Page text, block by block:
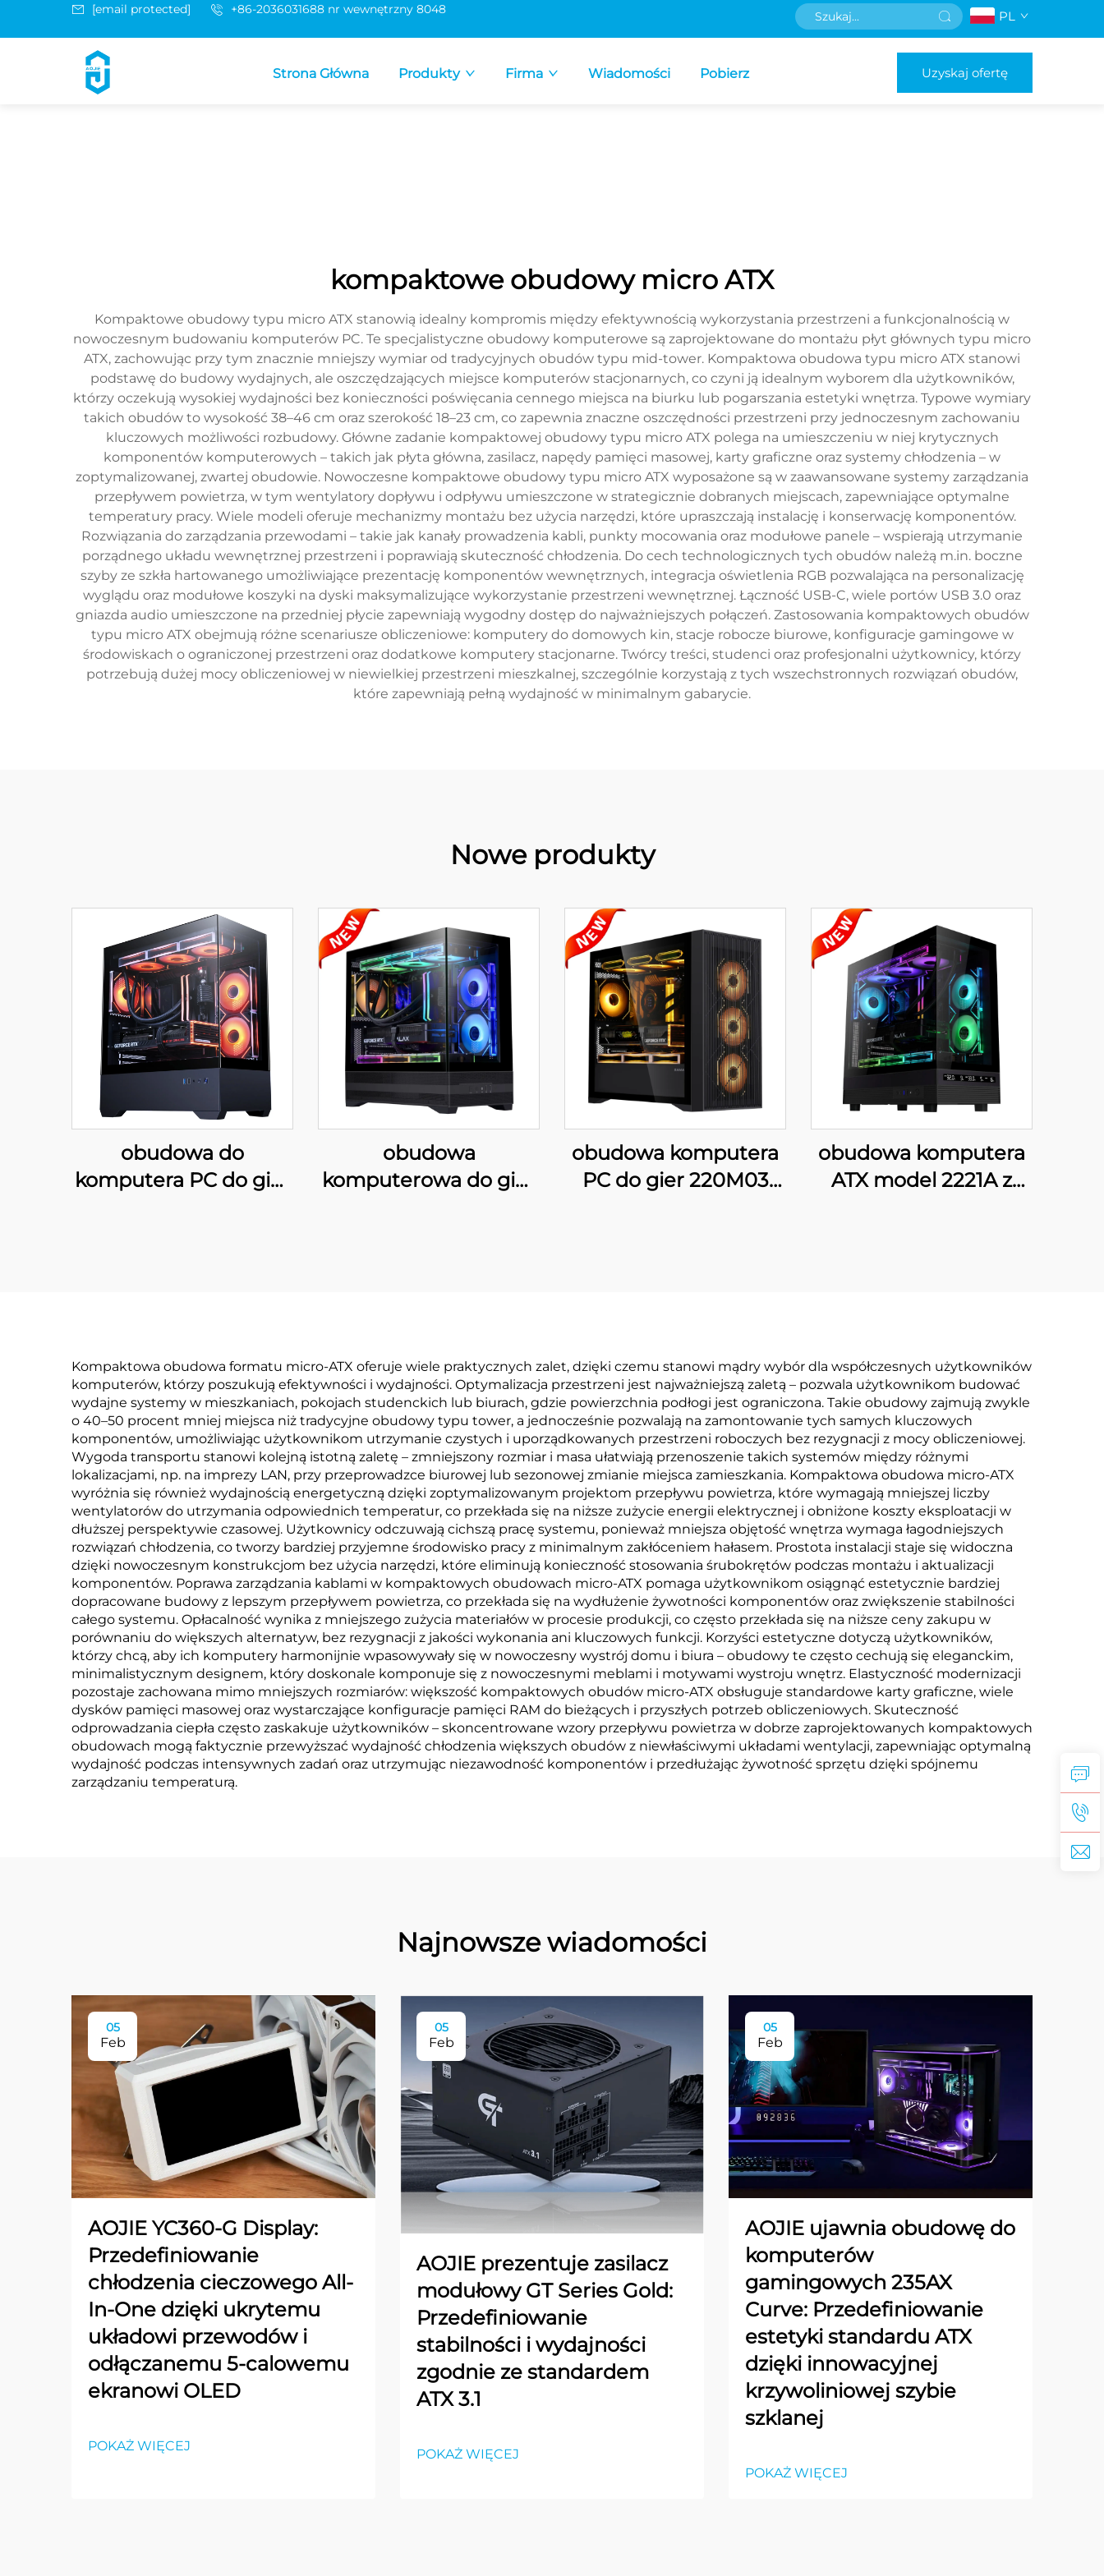
[email protected] +86-2036031688 nr wewnętrzny 8048 PL
Strona Główna Produkty Firma Wiadomości Pobierz Uzyskaj ofertę
kompaktowe obudowy micro ATX
Kompaktowe obudowy typu micro ATX stanowią idealny kompromis między efektywnością wykorzystania przestrzeni a funkcjonalnością w
nowoczesnym budowaniu komputerów PC. Te specjalistyczne obudowy komputerowe są zaprojektowane do montażu płyt głównych typu micro
ATX, zachowując przy tym znacznie mniejszy wymiar od tradycyjnych obudów typu mid-tower. Kompaktowa obudowa typu micro ATX stanowi
podstawę do budowy wydajnych, ale oszczędzających miejsce komputerów stacjonarnych, co czyni ją idealnym wyborem dla użytkowników,
którzy oczekują wysokiej wydajności bez konieczności poświęcania cennego miejsca na biurku lub pogarszania estetyki wnętrza. Typowe wymiary
takich obudów to wysokość 38–46 cm oraz szerokość 18–23 cm, co zapewnia znaczne oszczędności przestrzeni przy jednoczesnym zachowaniu
kluczowych możliwości rozbudowy. Główne zadanie kompaktowej obudowy typu micro ATX polega na umieszczeniu w niej krytycznych
komponentów komputerowych – takich jak płyta główna, zasilacz, napędy pamięci masowej, karty graficzne oraz systemy chłodzenia – w
zoptymalizowanej, zwartej obudowie. Nowoczesne kompaktowe obudowy typu micro ATX wyposażone są w zaawansowane systemy zarządzania
przepływem powietrza, w tym wentylatory dopływu i odpływu umieszczone w strategicznie dobranych miejscach, zapewniające optymalne
temperatury pracy. Wiele modeli oferuje mechanizmy montażu bez użycia narzędzi, które upraszczają instalację i konserwację komponentów.
Rozwiązania do zarządzania przewodami – takie jak kanały prowadzenia kabli, punkty mocowania oraz modułowe panele – wspierają utrzymanie
porządnego układu wewnętrznej przestrzeni i poprawiają skuteczność chłodzenia. Do cech technologicznych tych obudów należą m.in. boczne
szyby ze szkła hartowanego umożliwiające prezentację komponentów wewnętrznych, integracja oświetlenia RGB pozwalająca na personalizację
wyglądu oraz modułowe koszyki na dyski maksymalizujące wykorzystanie przestrzeni wewnętrznej. Łączność USB-C, wiele portów USB 3.0 oraz
gniazda audio umieszczone na przedniej płycie zapewniają wygodny dostęp do najważniejszych połączeń. Zastosowania kompaktowych obudów
typu micro ATX obejmują różne scenariusze obliczeniowe: komputery do domowych kin, stacje robocze biurowe, konfiguracje gamingowe w
środowiskach o ograniczonej przestrzeni oraz dodatkowe komputery stacjonarne. Twórcy treści, studenci oraz profesjonalni użytkownicy, którzy
potrzebują dużej mocy obliczeniowej w niewielkiej przestrzeni mieszkalnej, szczególnie korzystają z tych wszechstronnych rozwiązań obudów,
które zapewniają pełną wydajność w minimalnym gabarycie.
Nowe produkty
obudowa do
komputera PC do gier
obudowa
komputerowa do gier
obudowa komputera
PC do gier 220M03
obudowa komputera
ATX model 2221A z
Kompaktowa obudowa formatu micro-ATX oferuje wiele praktycznych zalet, dzięki czemu stanowi mądry wybór dla współczesnych użytkowników
komputerów, którzy poszukują efektywności i wydajności. Optymalizacja przestrzeni jest najważniejszą zaletą – pozwala użytkownikom budować
wydajne systemy w mieszkaniach, pokojach studenckich lub biurach, gdzie powierzchnia podłogi jest ograniczona. Takie obudowy zajmują zwykle
o 40–50 procent mniej miejsca niż tradycyjne obudowy typu tower, a jednocześnie pozwalają na zamontowanie tych samych kluczowych
komponentów, umożliwiając użytkownikom utrzymanie czystych i uporządkowanych przestrzeni roboczych bez rezygnacji z mocy obliczeniowej.
Wygoda transportu stanowi kolejną istotną zaletę – zmniejszony rozmiar i masa ułatwiają przenoszenie takich systemów między różnymi
lokalizacjami, np. na imprezy LAN, przy przeprowadzce biurowej lub sezonowej zmianie miejsca zamieszkania. Kompaktowa obudowa micro-ATX
wyróżnia się również wydajnością energetyczną dzięki zoptymalizowanym projektom przepływu powietrza, które wymagają mniejszej liczby
wentylatorów do utrzymania odpowiednich temperatur, co przekłada się na niższe zużycie energii elektrycznej i obniżone koszty eksploatacji w
dłuższej perspektywie czasowej. Użytkownicy odczuwają cichszą pracę systemu, ponieważ mniejsza objętość wnętrza wymaga łagodniejszych
rozwiązań chłodzenia, co tworzy bardziej przyjemne środowisko pracy z minimalnym zakłóceniem hałasem. Prostota instalacji staje się widoczna
dzięki nowoczesnym konstrukcjom bez użycia narzędzi, które eliminują konieczność stosowania śrubokrętów podczas montażu i aktualizacji
komponentów. Poprawa zarządzania kablami w kompaktowych obudowach micro-ATX pomaga użytkownikom osiągnąć estetycznie bardziej
dopracowane budowy z lepszym przepływem powietrza, co przekłada się na wydłużenie żywotności komponentów oraz zwiększenie stabilności
całego systemu. Opłacalność wynika z mniejszego zużycia materiałów w procesie produkcji, co często przekłada się na niższe ceny zakupu w
porównaniu do większych alternatyw, bez rezygnacji z jakości wykonania ani kluczowych funkcji. Korzyści estetyczne dotyczą użytkowników,
którzy chcą, aby ich komputery harmonijnie wpasowywały się w nowoczesny wystrój domu i biura – obudowy te często cechują się eleganckim,
minimalistycznym designem, który doskonale komponuje się z nowoczesnymi meblami i motywami wystroju wnętrz. Elastyczność modernizacji
pozostaje zachowana mimo mniejszych rozmiarów: większość kompaktowych obudów micro-ATX obsługuje standardowe karty graficzne, wiele
dysków pamięci masowej oraz wystarczające konfiguracje pamięci RAM do bieżących i przyszłych potrzeb obliczeniowych. Skuteczność
odprowadzania ciepła często zaskakuje użytkowników – skoncentrowane wzory przepływu powietrza w dobrze zaprojektowanych kompaktowych
obudowach mogą faktycznie przewyższać wydajność chłodzenia większych obudów z niewłaściwymi układami wentylacji, zapewniając optymalną
wydajność podczas intensywnych zadań oraz utrzymując niezawodność komponentów i przedłużając żywotność sprzętu dzięki spójnemu
zarządzaniu temperaturą.
Najnowsze wiadomości
05
Feb
AOJIE YC360-G Display:
Przedefiniowanie
chłodzenia cieczowego All-
In-One dzięki ukrytemu
układowi przewodów i
odłączanemu 5-calowemu
ekranowi OLED
POKAŻ WIĘCEJ
05
Feb
AOJIE prezentuje zasilacz
modułowy GT Series Gold:
Przedefiniowanie
stabilności i wydajności
zgodnie ze standardem
ATX 3.1
POKAŻ WIĘCEJ
05
Feb
AOJIE ujawnia obudowę do
komputerów
gamingowych 235AX
Curve: Przedefiniowanie
estetyki standardu ATX
dzięki innowacyjnej
krzywoliniowej szybie
szklanej
POKAŻ WIĘCEJ